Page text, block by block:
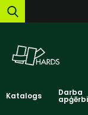
Katalogs Darba
apģērbi